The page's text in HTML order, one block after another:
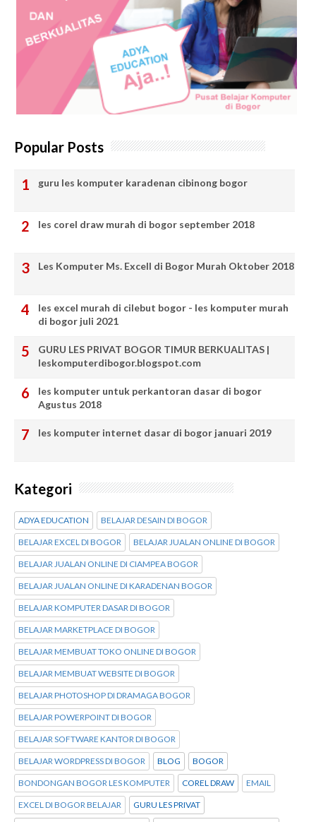
Popular Posts
guru les komputer karadenan cibinong bogor
les corel draw murah di bogor september 2018
Les Komputer Ms. Excell di Bogor Murah Oktober 2018
les excel murah di cilebut bogor - les komputer murah
di bogor juli 2021
GURU LES PRIVAT BOGOR TIMUR BERKUALITAS |
leskomputerdibogor.blogspot.com
les komputer untuk perkantoran dasar di bogor
Agustus 2018
les komputer internet dasar di bogor januari 2019
Kategori
ADYA EDUCATION BELAJAR DESAIN DI BOGOR
BELAJAR EXCEL DI BOGOR BELAJAR JUALAN ONLINE DI BOGOR
BELAJAR JUALAN ONLINE DI CIAMPEA BOGOR
BELAJAR JUALAN ONLINE DI KARADENAN BOGOR
BELAJAR KOMPUTER DASAR DI BOGOR
BELAJAR MARKETPLACE DI BOGOR
BELAJAR MEMBUAT TOKO ONLINE DI BOGOR
BELAJAR MEMBUAT WEBSITE DI BOGOR
BELAJAR PHOTOSHOP DI DRAMAGA BOGOR
BELAJAR POWERPOINT DI BOGOR
BELAJAR SOFTWARE KANTOR DI BOGOR
BELAJAR WORDPRESS DI BOGOR BLOG BOGOR
BONDONGAN BOGOR LES KOMPUTER COREL DRAW EMAIL
EXCEL DI BOGOR BELAJAR GURU LES PRIVAT